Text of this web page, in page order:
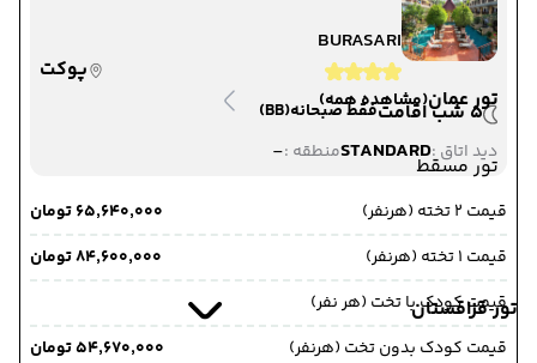
تور عمان(مشاهده همه)
تور مسقط
تور قزاقستان
BURASARI
پوکت
5 شب اقامت
فقط صبحانه(BB)
دید اتاق :STANDARDمنطقه :-
قیمت 2 تخته (هرنفر)
۶۵٬۶۴۰٬۰۰۰ تومان
قیمت 1 تخته (هرنفر)
۸۴٬۶۰۰٬۰۰۰ تومان
قیمت کودک با تخت (هر نفر)
قیمت کودک بدون تخت (هرنفر)
۵۴٬۶۷۰٬۰۰۰ تومان